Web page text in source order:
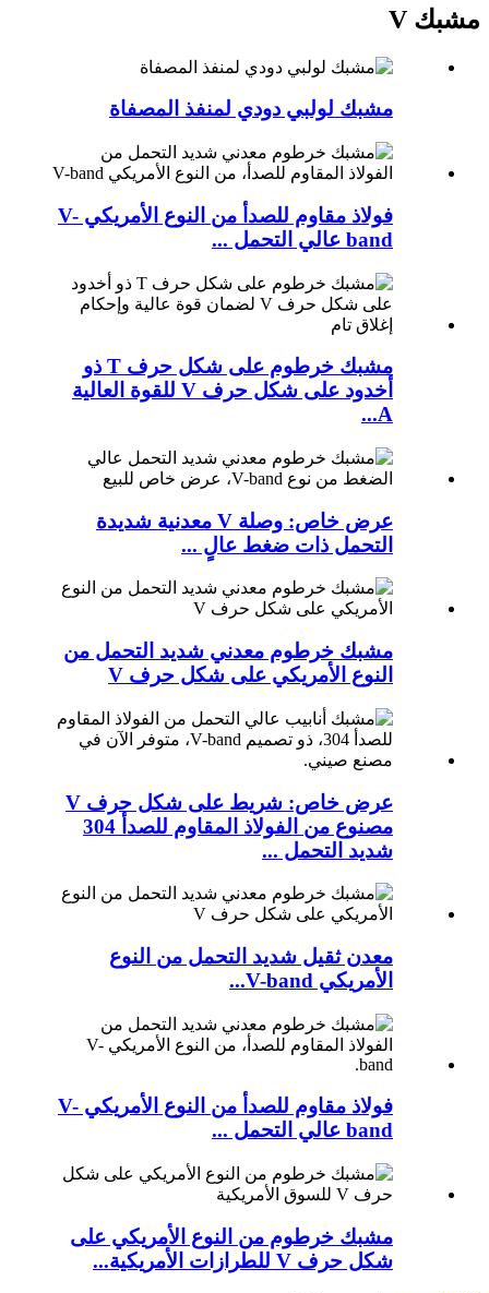
مشبك V
مشبك لولبي دودي لمنفذ المصفاة
فولاذ مقاوم للصدأ من النوع الأمريكي V-
band عالي التحمل ...
مشبك خرطوم على شكل حرف T ذو
أخدود على شكل حرف V للقوة العالية
A...
عرض خاص: وصلة V معدنية شديدة
التحمل ذات ضغط عالٍ ...
مشبك خرطوم معدني شديد التحمل من
النوع الأمريكي على شكل حرف V
عرض خاص: شريط على شكل حرف V
مصنوع من الفولاذ المقاوم للصدأ 304
شديد التحمل ...
معدن ثقيل شديد التحمل من النوع
الأمريكي V-band...
فولاذ مقاوم للصدأ من النوع الأمريكي V-
band عالي التحمل ...
مشبك خرطوم من النوع الأمريكي على
شكل حرف V للطرازات الأمريكية...